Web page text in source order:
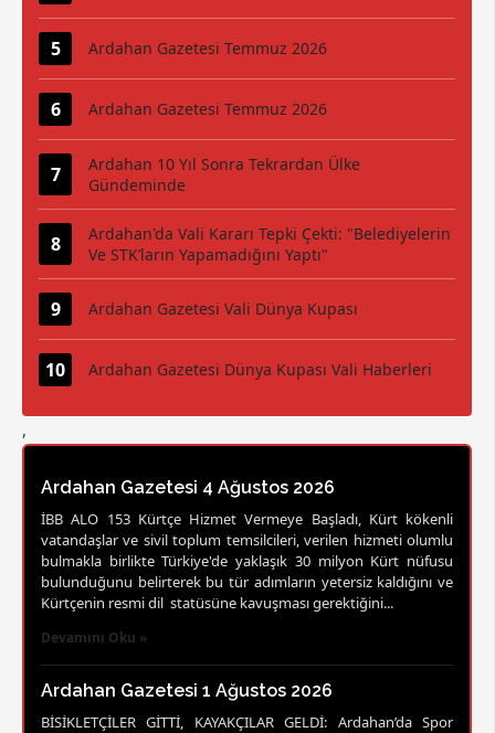
Ardahan Gazetesi Temmuz 2026
Ardahan Gazetesi Temmuz 2026
Ardahan 10 Yıl Sonra Tekrardan Ülke
Gündeminde
Ardahan'da Vali Kararı Tepki Çekti: "Belediyelerin
Ve STK’ların Yapamadığını Yaptı"
Ardahan Gazetesi Vali Dünya Kupası
Ardahan Gazetesi Dünya Kupası Vali Haberleri
,
Ardahan Gazetesi 4 Ağustos 2026
İBB ALO 153 Kürtçe Hizmet Vermeye Başladı, Kürt kökenli
vatandaşlar ve sivil toplum temsilcileri, verilen hizmeti olumlu
bulmakla birlikte Türkiye'de yaklaşık 30 milyon Kürt nüfusu
bulunduğunu belirterek bu tür adımların yetersiz kaldığını ve
Kürtçenin resmi dil statüsüne kavuşması gerektiğini...
Devamını Oku »
Ardahan Gazetesi 1 Ağustos 2026
BİSİKLETÇİLER GİTTİ, KAYAKÇILAR GELDİ: Ardahan’da Spor